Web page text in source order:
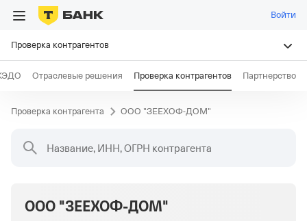
Войти
Проверка контрагентов
Отраслевые решения Проверка контрагентов Партнерство
Проверка контрагента ООО "ЗЕЕХОФ-ДОМ"
Название, ИНН, ОГРН контрагента
ООО "ЗЕЕХОФ-ДОМ"